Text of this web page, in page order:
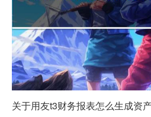
关于用友t3财务报表怎么生成资